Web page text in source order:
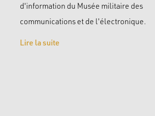
d'information du Musée militaire des
communications et de l'électronique.
Lire la suite